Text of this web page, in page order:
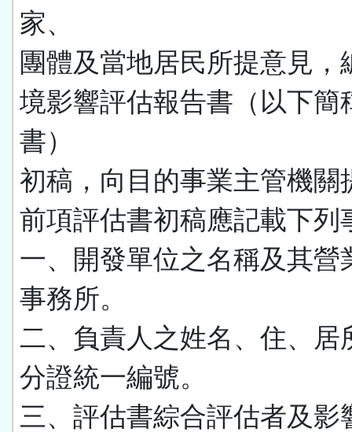
家、
團體及當地居民所提意見，
境影響評估報告書（以下簡
書）
初稿，向目的事業主管機關
前項評估書初稿應記載下列
一、開發單位之名稱及其營
事務所。
二、負責人之姓名、住、居
分證統一編號。
三、評估書綜合評估者及影